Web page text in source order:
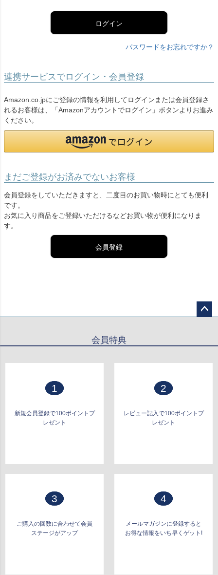
ログイン
パスワードをお忘れですか？
連携サービスでログイン・会員登録
Amazon.co.jpにご登録の情報を利用してログインまたは会員登録さ
れるお客様は、「Amazonアカウントでログイン」ボタンよりお進み
ください。
まだご登録がお済みでないお客様
会員登録をしていただきますと、二度目のお買い物時にとても便利
です。
お気に入り商品をご登録いただけるなどお買い物が便利になりま
す。
会員登録
会員特典
1
新規会員登録で100ポイントプ
レゼント
2
レビュー記入で100ポイントプ
レゼント
3
ご購入の回数に合わせて会員
ステージがアップ
4
メールマガジンに登録すると
お得な情報をいち早くゲット!